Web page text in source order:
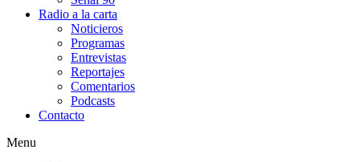
Radio a la carta
Noticieros
Programas
Entrevistas
Reportajes
Comentarios
Podcasts
Contacto
Menu